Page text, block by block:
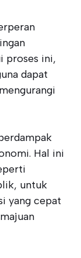
proses ini,
dapat
Hal ini
untuk
yang cepat